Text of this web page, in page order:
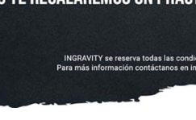
NOVEDADES CLUBS Y
Y DATOS DE INTERÉS